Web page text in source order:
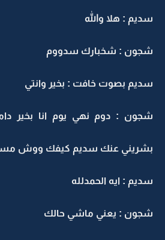
سديم : هلا والله
شجون : شخبارك سدووم
سديم بصوت خافت : بخير وانتي
شجون : دوم نهي يوم انا بخير
بشريني عنك سديم كيفك ووش
سديم : ايه الحمدلله
شجون : يعني ماشي حالك